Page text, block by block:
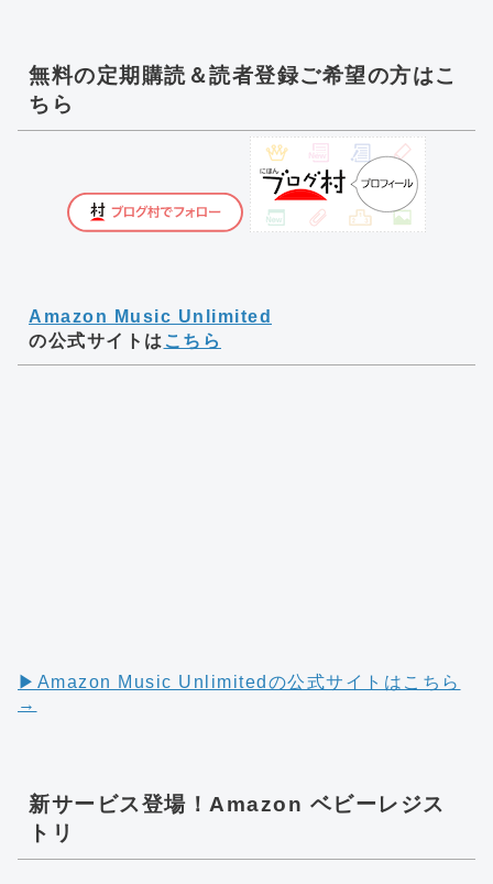
無料の定期購読＆読者登録ご希望の方はこ
ちら
Amazon Music Unlimited
の公式サイトは こちら
▶︎Amazon Music Unlimitedの公式サイトはこちら
→
新サービス登場！Amazon ベビーレジス
トリ